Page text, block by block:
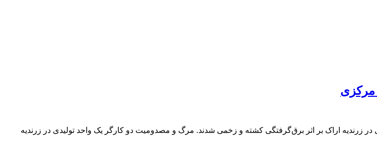
مرکزی
زرندیه اراک بر اثر برق‌گرفتگی کشته و زخمی شدند. مرگ و مصدومیت دو کارگر یک واحد تولیدی در زرندیه